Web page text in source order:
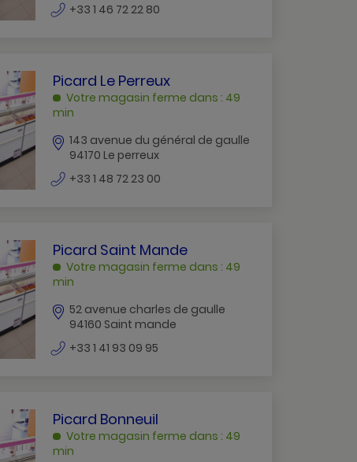
SEINE+33 1 46 72 22 80
PICARD
LE
PERREUX
PERREUX
Picard Le Perreux
Votre magasin ferme dans : 49
min
143 avenue du général de gaulle
94170 Le perreux
+33 1 48 72 23 00
PICARD
SAINT
MANDE
MANDE
Picard Saint Mande
Votre magasin ferme dans : 49
min
52 avenue charles de gaulle
94160 Saint mande
+33 1 41 93 09 95
PICARD
BONNEUIL
BONNEUIL
Picard Bonneuil
Votre magasin ferme dans : 49
min